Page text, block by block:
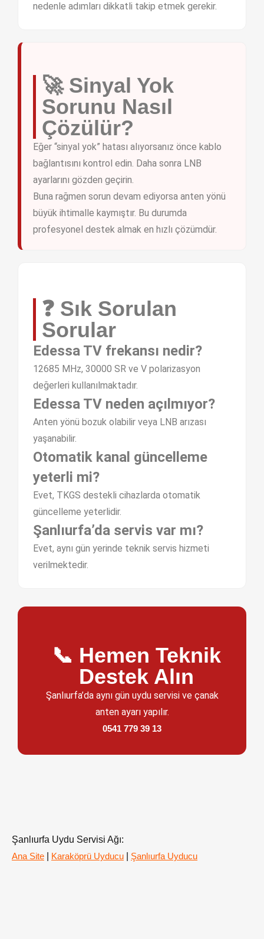
nedenle adımları dikkatli takip etmek gerekir.
🚀 Sinyal Yok
Sorunu Nasıl
Çözülür?
Eğer “sinyal yok” hatası alıyorsanız önce kablo
bağlantısını kontrol edin. Daha sonra LNB
ayarlarını gözden geçirin.
Buna rağmen sorun devam ediyorsa anten yönü
büyük ihtimalle kaymıştır. Bu durumda
profesyonel destek almak en hızlı çözümdür.
❓ Sık Sorulan
Sorular
Edessa TV frekansı nedir?
12685 MHz, 30000 SR ve V polarizasyon
değerleri kullanılmaktadır.
Edessa TV neden açılmıyor?
Anten yönü bozuk olabilir veya LNB arızası
yaşanabilir.
Otomatik kanal güncelleme
yeterli mi?
Evet, TKGS destekli cihazlarda otomatik
güncelleme yeterlidir.
Şanlıurfa’da servis var mı?
Evet, aynı gün yerinde teknik servis hizmeti
verilmektedir.
📞 Hemen Teknik
Destek Alın
Şanlıurfa’da aynı gün uydu servisi ve çanak
anten ayarı yapılır.
0541 779 39 13
Şanlıurfa Uydu Servisi Ağı:
Ana Site Karaköprü Uyducu Şanlıurfa Uyducu